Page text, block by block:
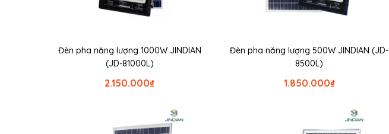
Đèn pha năng lượng 1000W JINDIAN
(JD-81000L)
₫
2.150.000
Đèn pha năng lượng 500W JINDIAN (JD-
8500L)
₫
1.850.000